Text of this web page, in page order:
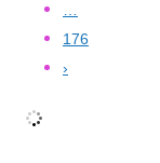
…
176
›